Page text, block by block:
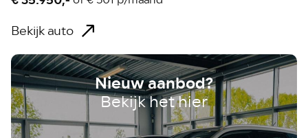
Bekijk auto
Nieuw aanbod?
Bekijk het hier